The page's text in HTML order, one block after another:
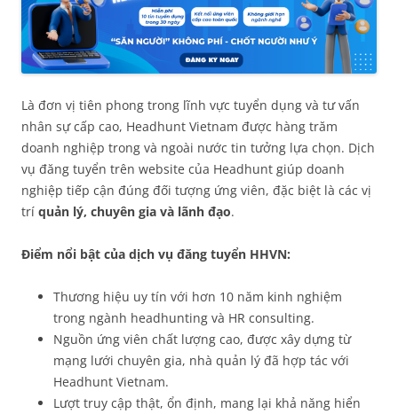
Là đơn vị tiên phong trong lĩnh vực tuyển dụng và tư vấn
nhân sự cấp cao, Headhunt Vietnam được hàng trăm
doanh nghiệp trong và ngoài nước tin tưởng lựa chọn. Dịch
vụ đăng tuyển trên website của Headhunt giúp doanh
nghiệp tiếp cận đúng đối tượng ứng viên, đặc biệt là các vị
trí quản lý, chuyên gia và lãnh đạo.
Điểm nổi bật của dịch vụ đăng tuyển HHVN:
Thương hiệu uy tín với hơn 10 năm kinh nghiệm
trong ngành headhunting và HR consulting.
Nguồn ứng viên chất lượng cao, được xây dựng từ
mạng lưới chuyên gia, nhà quản lý đã hợp tác với
Headhunt Vietnam.
Lượt truy cập thật, ổn định, mang lại khả năng hiển